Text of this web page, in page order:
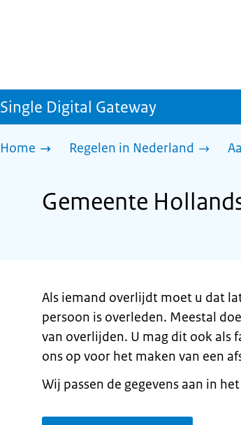
Single Digital Gateway
Home Regelen in Nederland
Gemeente
Als iemand overlijdt moet u dat
persoon is overleden. Meestal
van overlijden. U mag dit ook als
ons op voor het maken van een
Wij passen de gegevens aan in